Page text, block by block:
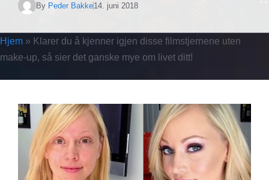
By Peder Bakke14. juni 2018
Hjem » Klarer du å kjenner igjen disse filmstjernene uten
make-up, så sier det ganske mye om livet ditt!